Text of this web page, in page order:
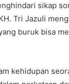
sikap
Tri Jazuli
buruk bisa
kehidupan